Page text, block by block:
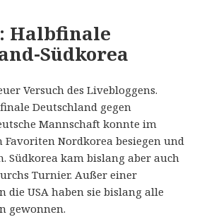
Halbfinale
Südkorea
Versuch des Livebloggens.
Deutschland gegen
Mannschaft konnte im
Nordkorea besiegen und
Südkorea kam bislang aber auch
Turnier. Außer einer
die USA haben sie bislang alle
gewonnen.